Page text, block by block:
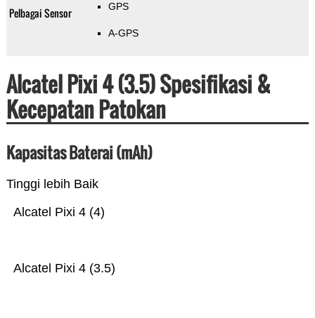
Pelbagai Sensor GPS
A-GPS
Alcatel Pixi 4 (3.5) Spesifikasi &
Kecepatan Patokan
Kapasitas Baterai (mAh)
Tinggi lebih Baik
Alcatel Pixi 4 (3.5)
Alcatel Pixi 4 (4)